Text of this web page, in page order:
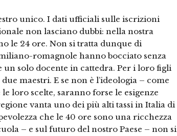
unico. I dati ufficiali sulle iscrizioni
non lasciano dubbi: nella nostra
le 24 ore. Non si tratta dunque di
romagnole hanno bocciato senza
un solo docente in cattedra. Per i loro figli
maestri. E se non è l’ideologia – come
loro scelte, saranno forse le esigenze
vanta uno dei più alti tassi in Italia di
che le 40 ore sono una ricchezza
– e sul futuro del nostro Paese – non si